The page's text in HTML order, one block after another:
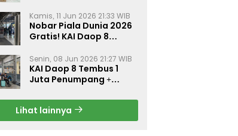
Kamis, 11 Jun 2026 21:33 WIB
Nobar Piala Dunia 2026
Gratis! KAI Daop 8
Besar di 5 Stasiun Ini
Senin, 08 Jun 2026 21:27 WIB
KAI Daop 8 Tembus 1
Juta Penumpang +
Sekolah
Lihat lainnya